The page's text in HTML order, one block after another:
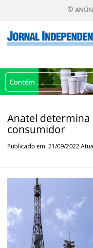
Anatel determina
consumidor
Publicado em: 21/09/2022